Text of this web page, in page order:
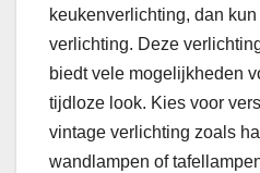
keukenverlichting, dan
verlichting. Deze
biedt vele mogelijkheden
tijdloze look. Kies voor
vintage verlichting zoals
wandlampen of